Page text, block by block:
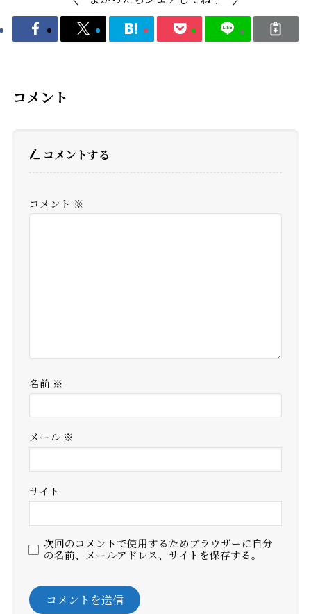
コメント
コメントする
コメント ※
名前 ※
メール ※
サイト
次回のコメントで使用するためブラウザーに自分
の名前、メールアドレス、サイトを保存する。